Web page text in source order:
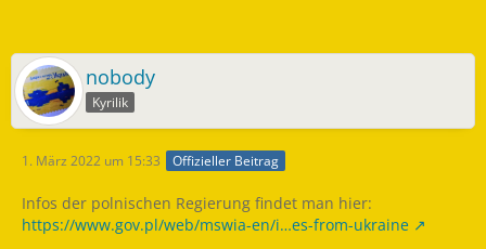
nobody
Kyrilik
1. März 2022 um 15:33 Offizieller Beitrag
Infos der polnischen Regierung findet man hier:
https://www.gov.pl/web/mswia-en/i…es-from-ukraine